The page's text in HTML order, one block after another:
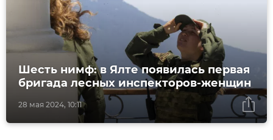
28 мая 2024, 10:11
Шесть нимф: в Ялте появилась первая
бригада лесных инспекторов-женщин